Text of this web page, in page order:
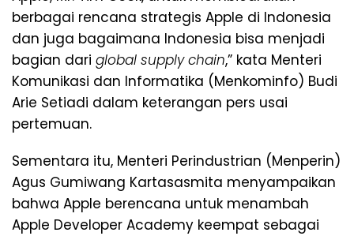
berbagai rencana strategis Apple di Indonesia
dan juga bagaimana Indonesia bisa menjadi
bagian dari global supply chain,” kata Menteri
Komunikasi dan Informatika (Menkominfo) Budi
Arie Setiadi dalam keterangan pers usai
pertemuan.
Sementara itu, Menteri Perindustrian (Menperin)
Agus Gumiwang Kartasasmita menyampaikan
bahwa Apple berencana untuk menambah
Apple Developer Academy keempat sebagai